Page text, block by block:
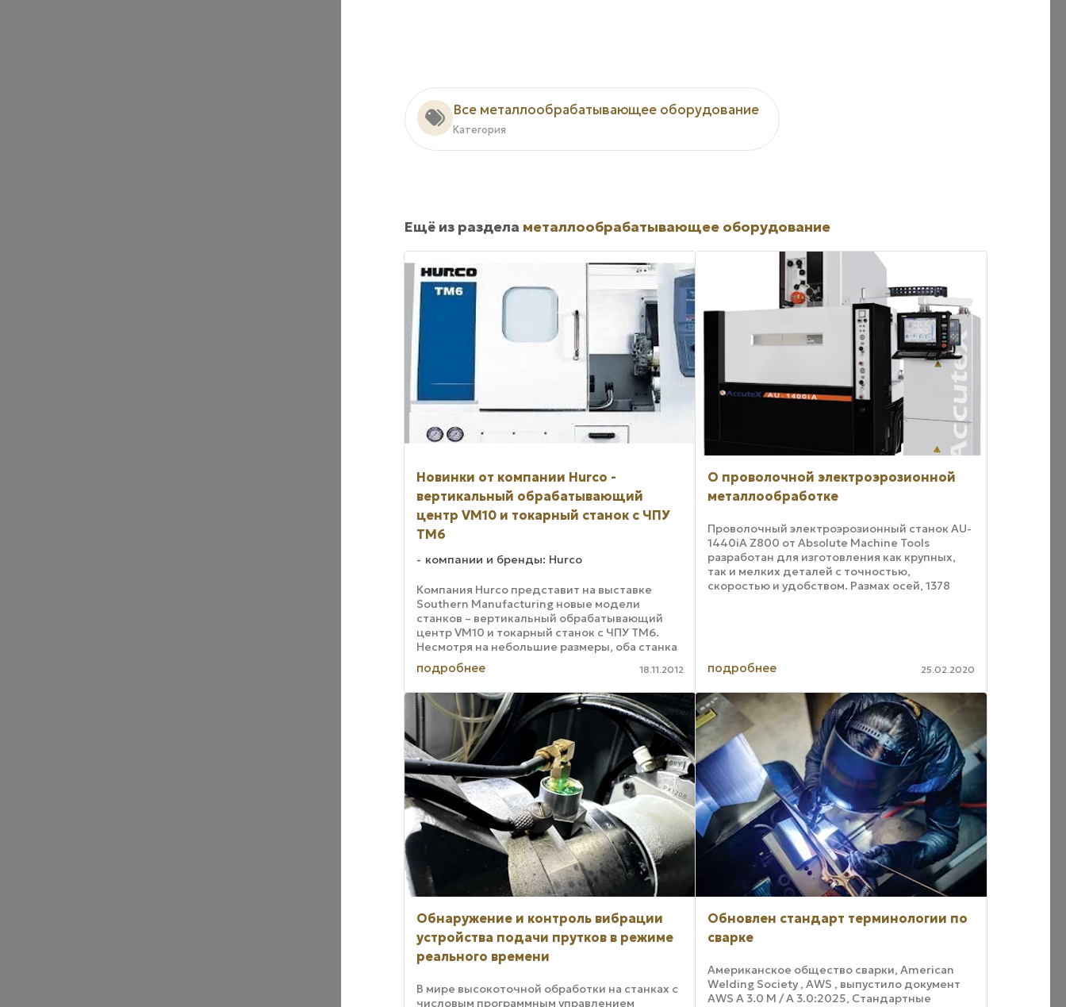
Все металлообрабатывающее оборудование
Категория
Ещё из раздела металлообрабатывающее оборудование
Новинки от компании Нurco -
вертикальный обрабатывающий
центр VM10 и токарный станок с ЧПУ
TM6
компании и бренды: Нurco
Компания Нurco представит на выставке
Southern Manufacturing новые модели
станков – вертикальный обрабатывающий
центр VM10 и токарный станок с ЧПУ TM6.
Несмотря на небольшие размеры, оба станка
характеризуются высоким уровнем
производительности. ...
подробнее 18.11.2012
О проволочной электроэрозионной
металлообработке
Проволочный электроэрозионный станок AU-
1440iA Z800 от Absolute Machine Tools
разработан для изготовления как крупных,
так и мелких деталей с точностью,
скоростью и удобством. Размах осей, 1378
подробнее 25.02.2020
Обнаружение и контроль вибрации
устройства подачи прутков в режиме
реального времени
В мире высокоточной обработки на станках с
числовым программным управлением
Обновлен стандарт терминологии по
сварке
Американское общество сварки, American
Welding Society , AWS , выпустило документ
AWS A 3.0 M / A 3.0:2025, Стандартные